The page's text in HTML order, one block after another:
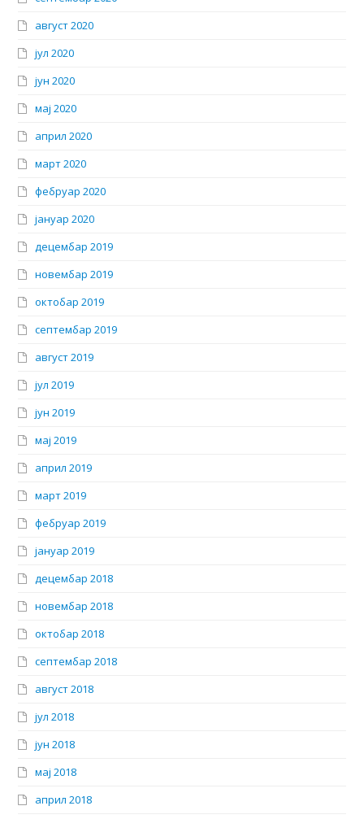
август 2020
јул 2020
јун 2020
мај 2020
април 2020
март 2020
фебруар 2020
јануар 2020
децембар 2019
новембар 2019
октобар 2019
септембар 2019
август 2019
јул 2019
јун 2019
мај 2019
април 2019
март 2019
фебруар 2019
јануар 2019
децембар 2018
новембар 2018
октобар 2018
септембар 2018
август 2018
јул 2018
јун 2018
мај 2018
април 2018